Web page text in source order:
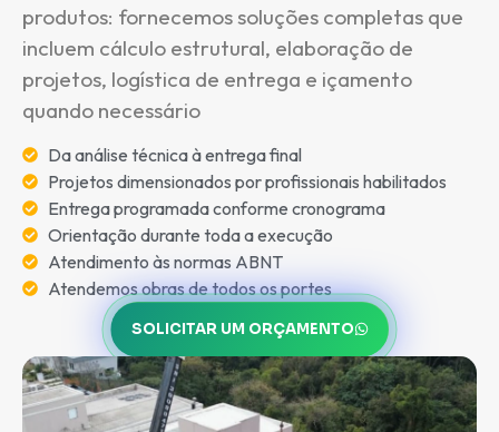
produtos: fornecemos soluções completas que
incluem cálculo estrutural, elaboração de
projetos, logística de entrega e içamento
quando necessário
Da análise técnica à entrega final
Projetos dimensionados por profissionais habilitados
Entrega programada conforme cronograma
Orientação durante toda a execução
Atendimento às normas ABNT
Atendemos obras de todos os portes
SOLICITAR UM ORÇAMENTO